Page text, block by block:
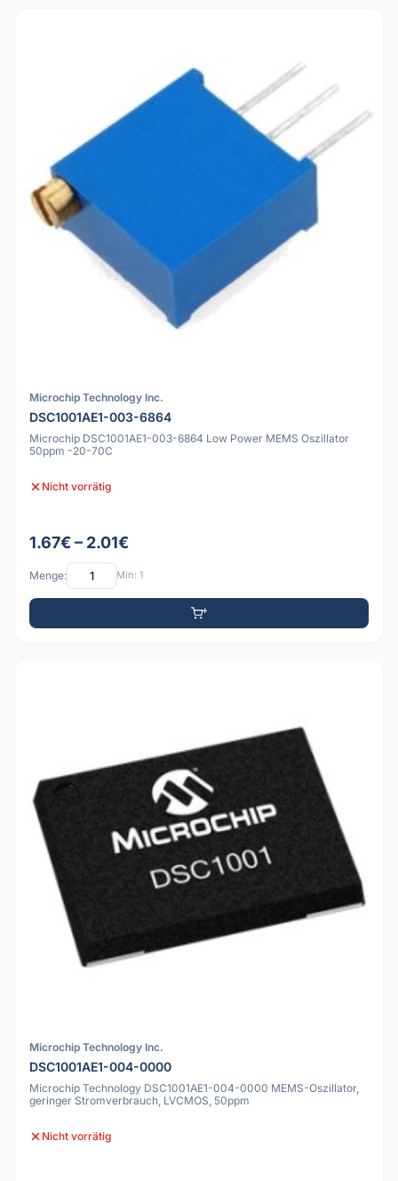
Microchip Technology Inc.
DSC1001AE1-003-6864
Microchip DSC1001AE1-003-6864 Low Power MEMS Oszillator
50ppm -20-70C
Nicht vorrätig
1.67€ – 2.01€
Menge: Min: 1
Microchip Technology Inc.
DSC1001AE1-004-0000
Microchip Technology DSC1001AE1-004-0000 MEMS-Oszillator,
geringer Stromverbrauch, LVCMOS, 50ppm
Nicht vorrätig